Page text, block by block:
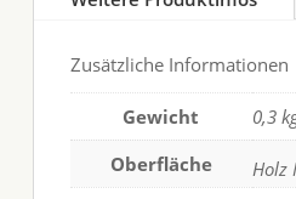
Zusätzliche Informationen
Gewicht
0,3
Oberfläche
Holz